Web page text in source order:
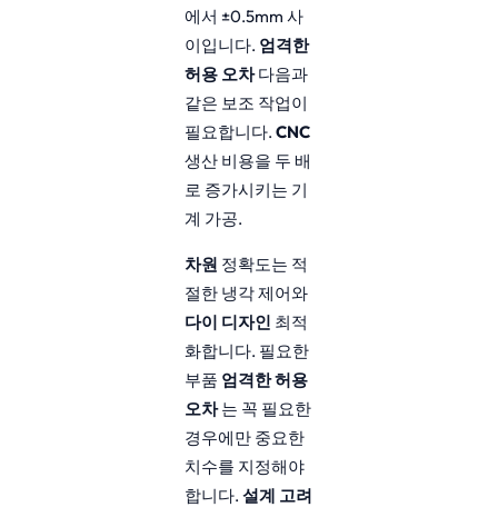
에서 ±0.5mm 사
이입니다. 엄격한
허용 오차다음과
같은 보조 작업이
필요합니다. CNC
생산 비용을 두 배
로 증가시키는 기
계 가공.
차원 정확도는 적
절한 냉각 제어와
다이 디자인 최적
화합니다. 필요한
부품 엄격한 허용
오차는 꼭 필요한
경우에만 중요한
치수를 지정해야
합니다. 설계 고려